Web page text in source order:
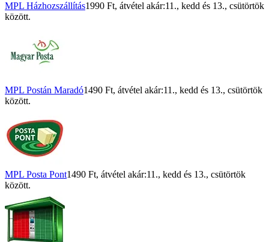
MPL Házhozszállítás1990 Ft, átvétel akár:11., kedd és 13., csütörtök
között.
MPL Postán Maradó1490 Ft, átvétel akár:11., kedd és 13., csütörtök
között.
MPL Posta Pont1490 Ft, átvétel akár:11., kedd és 13., csütörtök
között.